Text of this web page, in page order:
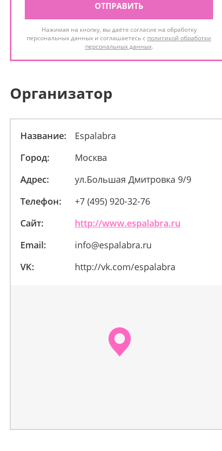
ОТПРАВИТЬ
Нажимая на кнопку, вы даёте согласие на обработку
персональных данных и соглашаетесь с политикой обработки
персональных данных.
Организатор
Название:
Espalabra
Город:
Москва
Адрес:
ул.Большая Дмитровка 9/9
Телефон:
+7 (495) 920-32-76
Сайт:
http://www.espalabra.ru
Email:
info@espalabra.ru
VK:
http://vk.com/espalabra